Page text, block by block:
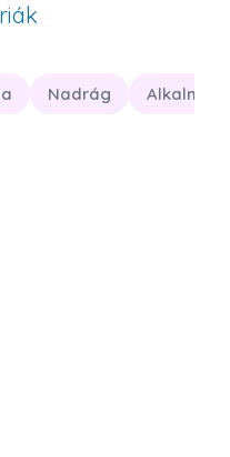
Nadrág Alkalmi